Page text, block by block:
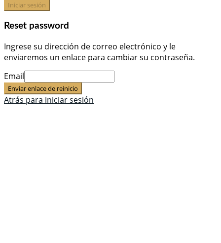
Iniciar sesión
Reset password
Ingrese su dirección de correo electrónico y le
enviaremos un enlace para cambiar su contraseña.
Email
Enviar enlace de reinicio
Atrás para iniciar sesión